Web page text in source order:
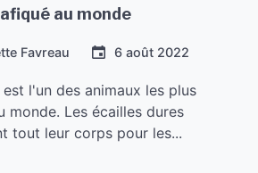
au monde
Favreau 6 août 2022
l'un des animaux les plus
monde. Les écailles dures
tout leur corps pour les...